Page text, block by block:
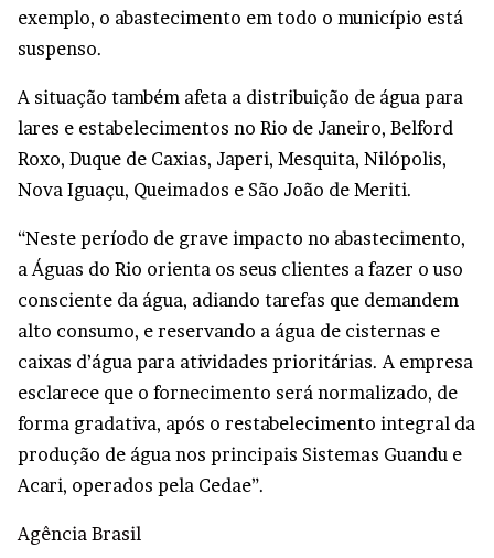
exemplo, o abastecimento em todo o município está
suspenso.
A situação também afeta a distribuição de água para
lares e estabelecimentos no Rio de Janeiro, Belford
Roxo, Duque de Caxias, Japeri, Mesquita, Nilópolis,
Nova Iguaçu, Queimados e São João de Meriti.
“Neste período de grave impacto no abastecimento,
a Águas do Rio orienta os seus clientes a fazer o uso
consciente da água, adiando tarefas que demandem
alto consumo, e reservando a água de cisternas e
caixas d’água para atividades prioritárias. A empresa
esclarece que o fornecimento será normalizado, de
forma gradativa, após o restabelecimento integral da
produção de água nos principais Sistemas Guandu e
Acari, operados pela Cedae”.
Agência Brasil